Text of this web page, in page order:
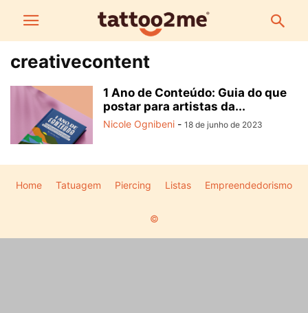
creativecontent
1 Ano de Conteúdo: Guia do que
postar para artistas da...
Nicole Ognibeni - 18 de junho de 2023
Home Tatuagem Piercing Listas Empreendedorismo
©